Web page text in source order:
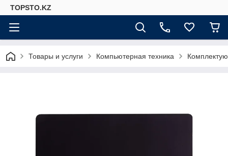
TOPSTO.KZ
Товары и услуги Компьютерная техника